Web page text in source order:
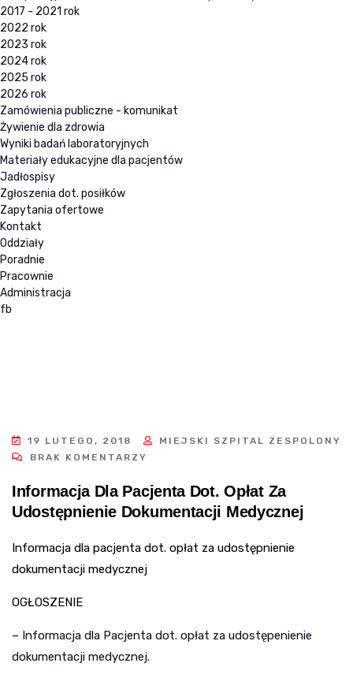
2017 - 2021 rok
2022 rok
2023 rok
2024 rok
2025 rok
2026 rok
Zamówienia publiczne - komunikat
Żywienie dla zdrowia
Wyniki badań laboratoryjnych
Materiały edukacyjne dla pacjentów
Jadłospisy
Zgłoszenia dot. posiłków
Zapytania ofertowe
Kontakt
Oddziały
Poradnie
Pracownie
Administracja
fb
19 LUTEGO, 2018
MIEJSKI SZPITAL ZESPOLONY
BRAK KOMENTARZY
Informacja Dla Pacjenta Dot. Opłat Za
Udostępnienie Dokumentacji Medycznej
Informacja dla pacjenta dot. opłat za udostępnienie
dokumentacji medycznej
OGŁOSZENIE
– Informacja dla Pacjenta dot. opłat za udostępenienie
dokumentacji medycznej.